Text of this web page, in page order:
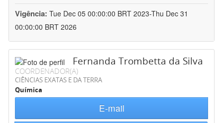
Vigência: Tue Dec 05 00:00:00 BRT 2023-Thu Dec 31
00:00:00 BRT 2026
Fernanda Trombetta da Silva
COORDENADOR(A)
CIÊNCIAS EXATAS E DA TERRA
Química
E-mail